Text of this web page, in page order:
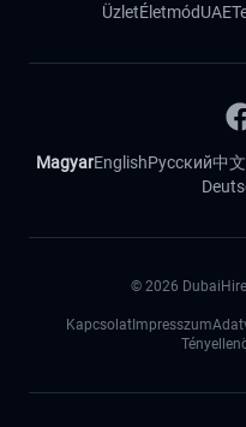
ÜzletÉletmódUAE
MagyarEnglishРусский中文
© 2026
Kapcsolat Impresszum